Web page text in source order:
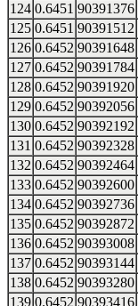
124 0.6451 90391376
125 0.6451 90391512
126 0.6452 90391648
127 0.6452 90391784
128 0.6452 90391920
129 0.6452 90392056
130 0.6452 90392192
131 0.6452 90392328
132 0.6452 90392464
133 0.6452 90392600
134 0.6452 90392736
135 0.6452 90392872
136 0.6452 90393008
137 0.6452 90393144
138 0.6452 90393280
139 0.6452 90393416